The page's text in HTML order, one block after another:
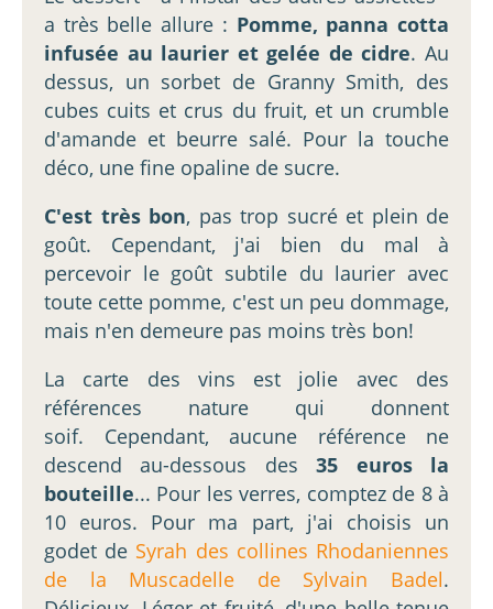
a très belle allure : Pomme, panna cotta
infusée au laurier et gelée de cidre. Au
dessus, un sorbet de Granny Smith, des
cubes cuits et crus du fruit, et un crumble
d'amande et beurre salé. Pour la touche
déco, une fine opaline de sucre.
C'est très bon, pas trop sucré et plein de
goût. Cependant, j'ai bien du mal à
percevoir le goût subtile du laurier avec
toute cette pomme, c'est un peu dommage,
mais n'en demeure pas moins très bon!
La carte des vins est jolie avec des
références nature qui donnent
soif. Cependant, aucune référence ne
descend au-dessous des35 euros la
bouteille... Pour les verres, comptez de 8 à
10 euros. Pour ma part, j'ai choisis un
godet de Syrah des collines Rhodaniennes
de la Muscadelle de Sylvain Badel.